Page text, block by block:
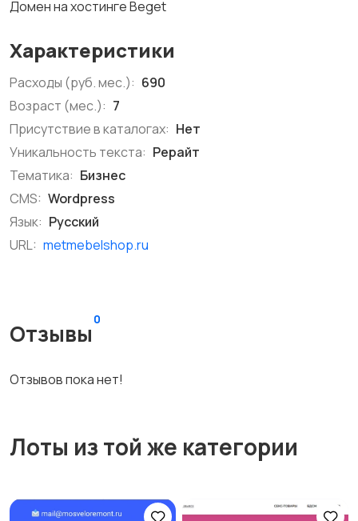
Домен на хостинге Beget
Характеристики
Расходы (руб. мес.): 690
Возраст (мес.): 7
Присутствие в каталогах: Нет
Уникальность текста: Рерайт
Тематика: Бизнес
CMS: Wordpress
Язык: Русский
URL: metmebelshop.ru
Отзывы
0
Отзывов пока нет!
Лоты из той же категории